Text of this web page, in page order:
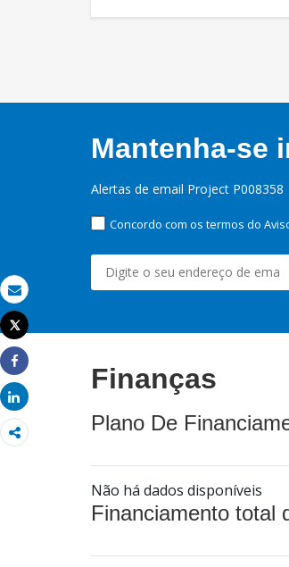
Email
Imprimir
Tweet
Share
Share
Mantenha-se
Alertas de email Project P008358
Concordo com os termos do
Finanças
Plano De
Não há dados disponíveis
Financiamento total